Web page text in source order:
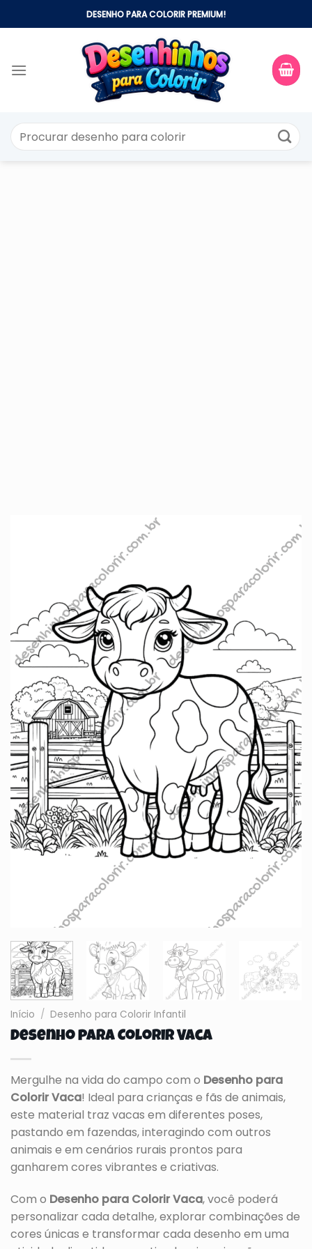
to
DESENHO PARA COLORIR PREMIUM!
por:
Início / Desenho para Colorir Infantil
Desenho para Colorir Vaca
Mergulhe na vida do campo com o Desenho para
Colorir Vaca! Ideal para crianças e fãs de animais,
este material traz vacas em diferentes poses,
pastando em fazendas, interagindo com outros
animais e em cenários rurais prontos para
ganharem cores vibrantes e criativas.
Com o Desenho para Colorir Vaca, você poderá
personalizar cada detalhe, explorar combinações de
cores únicas e transformar cada desenho em uma